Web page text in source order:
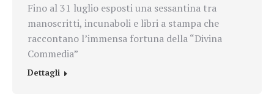
Fino al 31 luglio esposti una sessantina tra
manoscritti, incunaboli e libri a stampa che
raccontano l’immensa fortuna della “Divina
Commedia”
Dettagli